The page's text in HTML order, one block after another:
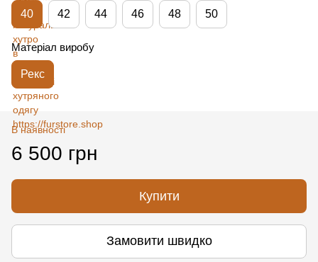
40 42 44 46 48 50
Матеріал виробу
Рекс
В наявності
6 500 грн
Купити
Замовити швидко